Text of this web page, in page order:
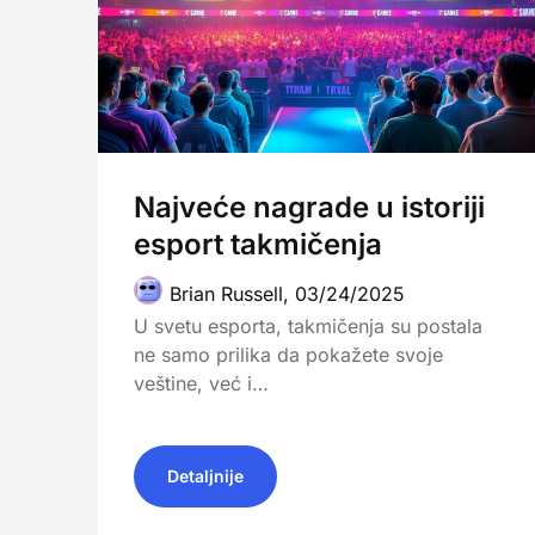
Najveće nagrade u istoriji
esport takmičenja
Brian Russell, 03/24/2025
U svetu esporta, takmičenja su postala
ne samo prilika da pokažete svoje
veštine, već i…
Detaljnije